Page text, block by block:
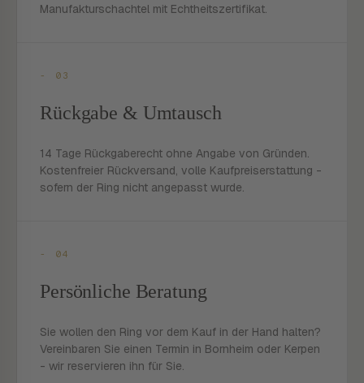
Manufakturschachtel mit Echtheitszertifikat.
- 03
Rückgabe & Umtausch
14 Tage Rückgaberecht ohne Angabe von Gründen.
Kostenfreier Rückversand, volle Kaufpreiserstattung -
sofern der Ring nicht angepasst wurde.
- 04
Persönliche Beratung
Sie wollen den Ring vor dem Kauf in der Hand halten?
Vereinbaren Sie einen Termin in Bornheim oder Kerpen
- wir reservieren ihn für Sie.